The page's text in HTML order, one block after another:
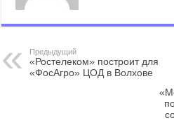
Предыдущий
«Ростелеком» построит для
«ФосАгро» ЦОД в Волхове